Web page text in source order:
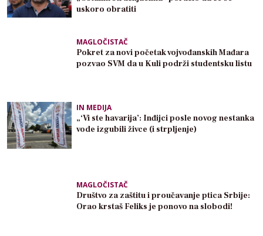
uskoro obratiti
MAGLOČISTAČ
Pokret za novi početak vojvođanskih Mađara
pozvao SVM da u Kuli podrži studentsku listu
IN MEDIJA
„‘Vi ste havarija’: Inđijci posle novog nestanka
vode izgubili živce (i strpljenje)
MAGLOČISTAČ
Društvo za zaštitu i proučavanje ptica Srbije:
Orao krstaš Feliks je ponovo na slobodi!